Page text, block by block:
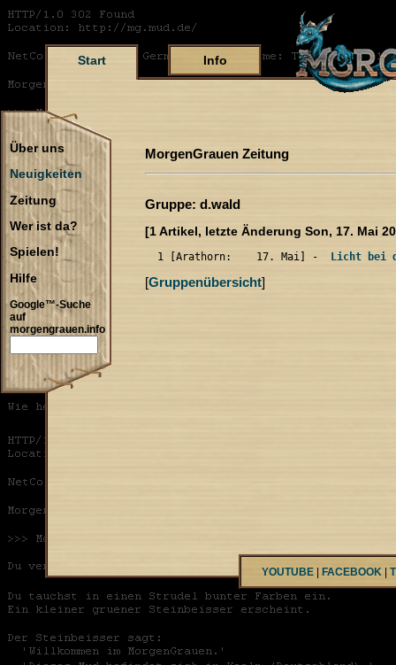
Start Info
Über uns
Neuigkeiten
Zeitung
Wer ist da?
Spielen!
Hilfe
Google™-Suche
auf
morgengrauen.info
MorgenGrauen Zeitung
Gruppe: d.wald
[1 Artikel, letzte Änderung Son, 17. Mai
  1 [Arathorn:    17. Mai] -
Licht bei
[Gruppenübersicht]
YOUTUBE FACEBOOK